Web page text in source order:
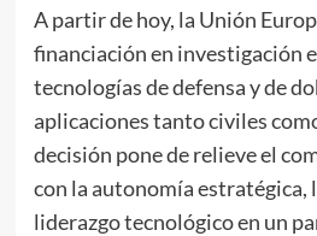
A partir de hoy, la Unión
financiación en investigación
tecnologías de defensa y de
aplicaciones tanto civiles
decisión pone de relieve el
con la autonomía estratégica,
liderazgo tecnológico en un